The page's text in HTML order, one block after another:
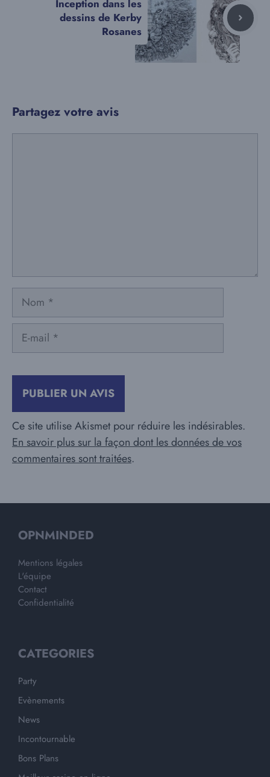
Inception dans les
dessins de Kerby
Rosanes
Partagez votre avis
Nom
Ce site utilise Akismet pour réduire les indésirables.
En savoir plus sur la façon dont les données de vos
commentaires sont traitées.
OPNMINDED
Mentions légales
L'équipe
Contact
Confidentialité
CATEGORIES
Party
Evènements
News
Incontournable
Bons Plans